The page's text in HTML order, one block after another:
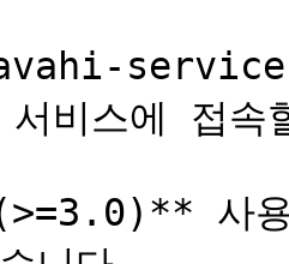
service`
서비스에 접
사